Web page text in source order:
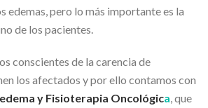
edemas, pero lo más importante es la
de los pacientes.
conscientes de la carencia de
los afectados y por ello contamos con
y Fisioterapia Oncológica, que